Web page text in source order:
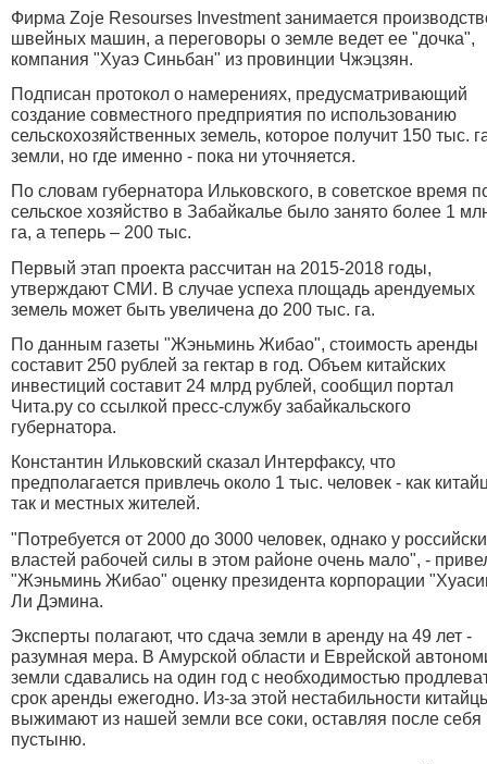
Фирма Zoje Resourses Investment занимается
швейных машин, а переговоры о земле ведет ее "дочка",
компания "Хуаэ Синьбан" из провинции Чжэцзян.
Подписан протокол о намерениях, предусматривающий
создание совместного предприятия по использованию
сельскохозяйственных земель, которое получит 150 тыс.
земли, но где именно - пока ни уточняется.
По словам губернатора Ильковского, в советское время
сельское хозяйство в Забайкалье было занято более 1
га, а теперь – 200 тыс.
Первый этап проекта рассчитан на 2015-2018 годы,
утверждают СМИ. В случае успеха площадь арендуемых
земель может быть увеличена до 200 тыс. га.
По данным газеты "Жэньминь Жибао", стоимость аренды
составит 250 рублей за гектар в год. Объем китайских
инвестиций составит 24 млрд рублей, сообщил портал
Чита.ру со ссылкой пресс-службу забайкальского
губернатора.
Константин Ильковский сказал Интерфаксу, что
предполагается привлечь около 1 тыс. человек - как
так и местных жителей.
"Потребуется от 2000 до 3000 человек, однако у
властей рабочей силы в этом районе очень мало", -
"Жэньминь Жибао" оценку президента корпорации
Ли Дэмина.
Эксперты полагают, что сдача земли в аренду на 49 лет -
разумная мера. В Амурской области и Еврейской
земли сдавались на один год с необходимостью
срок аренды ежегодно. Из-за этой нестабильности
выжимают из нашей земли все соки, оставляя после себя
пустыню.